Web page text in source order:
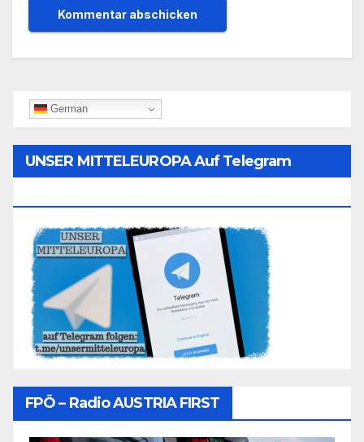
German
UNSER MITTELEUROPA Auf Telegram
FPÖ – Radio AUSTRIA FIRST